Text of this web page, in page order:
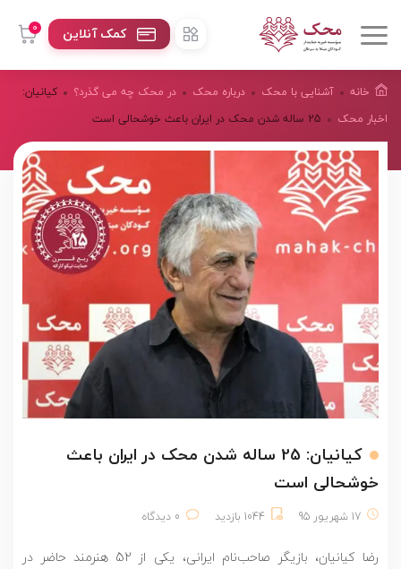
0 کمک آنلاین
خانه آشنایی با محک درباره محک
در محک چه می گذرد؟
اخبار محک
کیانیان:
25 ساله شدن محک در ایران باعث خوشحالی است
کیانیان: 25 ساله شدن محک در ایران باعث
خوشحالی است
17 شهریور 95 1044 بازدید 0 دیدگاه
رضا کیانیان، بازیگر صاحب‌نام ایرانی، یکی از 52 هنرمند حاضر در